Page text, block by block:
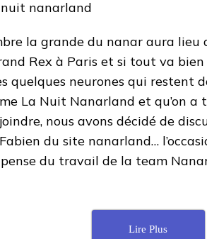
la grande du nanar aura lieu
Rex à Paris et si tout va
quelques neurones qui restent
La Nuit Nanarland et qu’on a
nous avons décidé de
du site nanarland…
pense du travail de la team
Lire Plus